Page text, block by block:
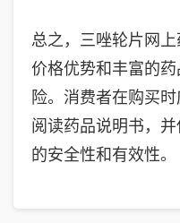
总之，三唑轮片网上
价格优势和丰富的
险。消费者在购买
阅读药品说明书，
的安全性和有效性。